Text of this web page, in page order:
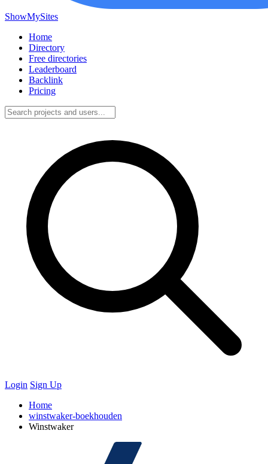
ShowMySites
Home
Directory
Free directories
Leaderboard
Backlink
Pricing
Login Sign Up
Home
winstwaker-boekhouden
Winstwaker